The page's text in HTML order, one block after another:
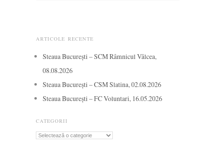
ARTICOLE RECENTE
Steaua București – SCM Râmnicul Vâlcea,
08.08.2026
Steaua București – CSM Slatina, 02.08.2026
Steaua București – FC Voluntari, 16.05.2026
CATEGORII
Categorii